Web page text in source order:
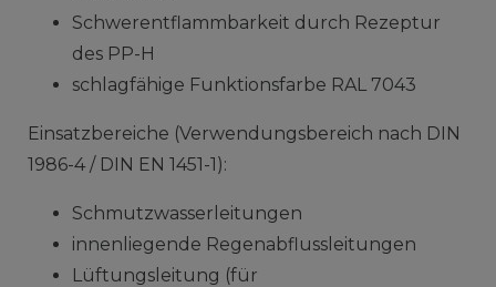
Schwerentflammbarkeit durch Rezeptur
des PP-H
schlagfähige Funktionsfarbe RAL 7043
Einsatzbereiche (Verwendungsbereich nach DIN
1986-4 / DIN EN 1451-1):
Schmutzwasserleitungen
innenliegende Regenabflussleitungen
Lüftungsleitung (für